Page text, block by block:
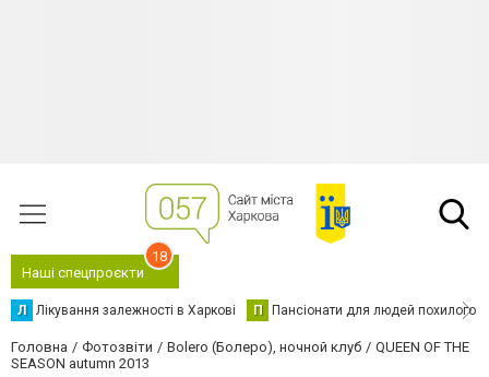
Наші спецпроєкти
18
Л Лікування залежності в Харкові П Пансіонати для людей похилого
Головна Фотозвіти Bolero (Болеро), ночной клуб
QUEEN OF THE
SEASON autumn 2013